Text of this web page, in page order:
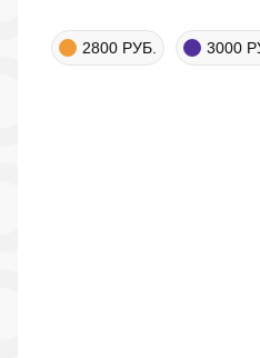
2800 РУБ. 3000